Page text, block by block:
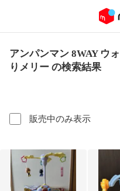
アンパンマン 8WAY ウ
りメリー の検索結果
販売中のみ表示